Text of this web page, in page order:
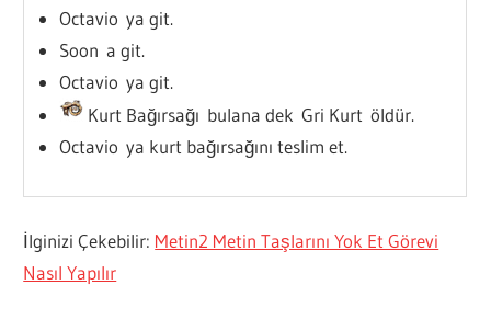
Octavio ya git.
Soon a git.
Octavio ya git.
Kurt Bağırsağı bulana dek Gri Kurt öldür.
Octavio ya kurt bağırsağını teslim et.
İlginizi Çekebilir: Metin2 Metin Taşlarını Yok Et Görevi
Nasıl Yapılır